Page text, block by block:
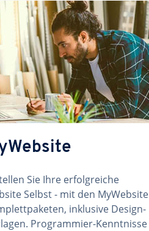
Sie Ihre erfolgreiche
Selbst - mit den MyWebsite
inklusive Design-
Programmier-Kenntnisse